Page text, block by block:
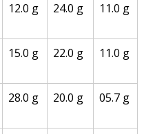
12.0 g 24.0 g 11.0 g
15.0 g 22.0 g 11.0 g
28.0 g 20.0 g 05.7 g